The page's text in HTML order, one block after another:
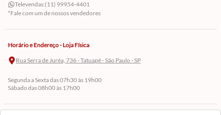
Televendas:(11) 99954-4401
*Fale com um de nossos vendedores
Horário e Endereço - Loja Física
Rua Serra de Juréa, 736 - Tatuapé - São Paulo - SP
Segunda a Sexta das 07h30 às 19h00
Sábado das 08h00 às 17h00